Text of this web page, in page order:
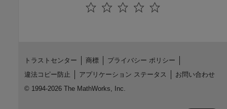
トラストセンター 商標
プライバシー ポリシー
違法コピー防止
アプリケーション ステータス
お問い合わせ
© 1994-2026 The MathWorks, Inc.